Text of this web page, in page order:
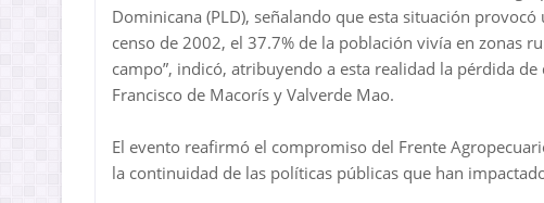
Dominicana (PLD), señalando que esta situación
censo de 2002, el 37.7% de la población vivía en zonas
campo”, indicó, atribuyendo a esta realidad la pérdida
Francisco de Macorís y Valverde Mao.
El evento reafirmó el compromiso del Frente
la continuidad de las políticas públicas que han